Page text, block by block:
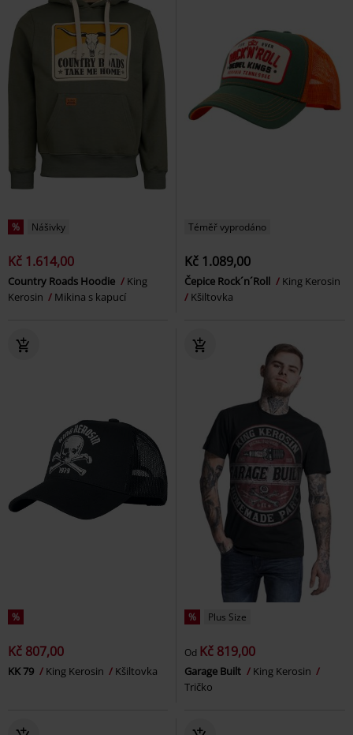
% Nášivky
Kč 1.614,00
Country Roads Hoodie
King
Kerosin
Mikina s kapucí
Téměř vyprodáno
Kč 1.089,00
Čepice Rock´n´Roll
King Kerosin
Kšiltovka
%
Kč 807,00
KK 79 King Kerosin Kšiltovka
% Plus Size
Od Kč 819,00
Garage Built
King Kerosin
Tričko